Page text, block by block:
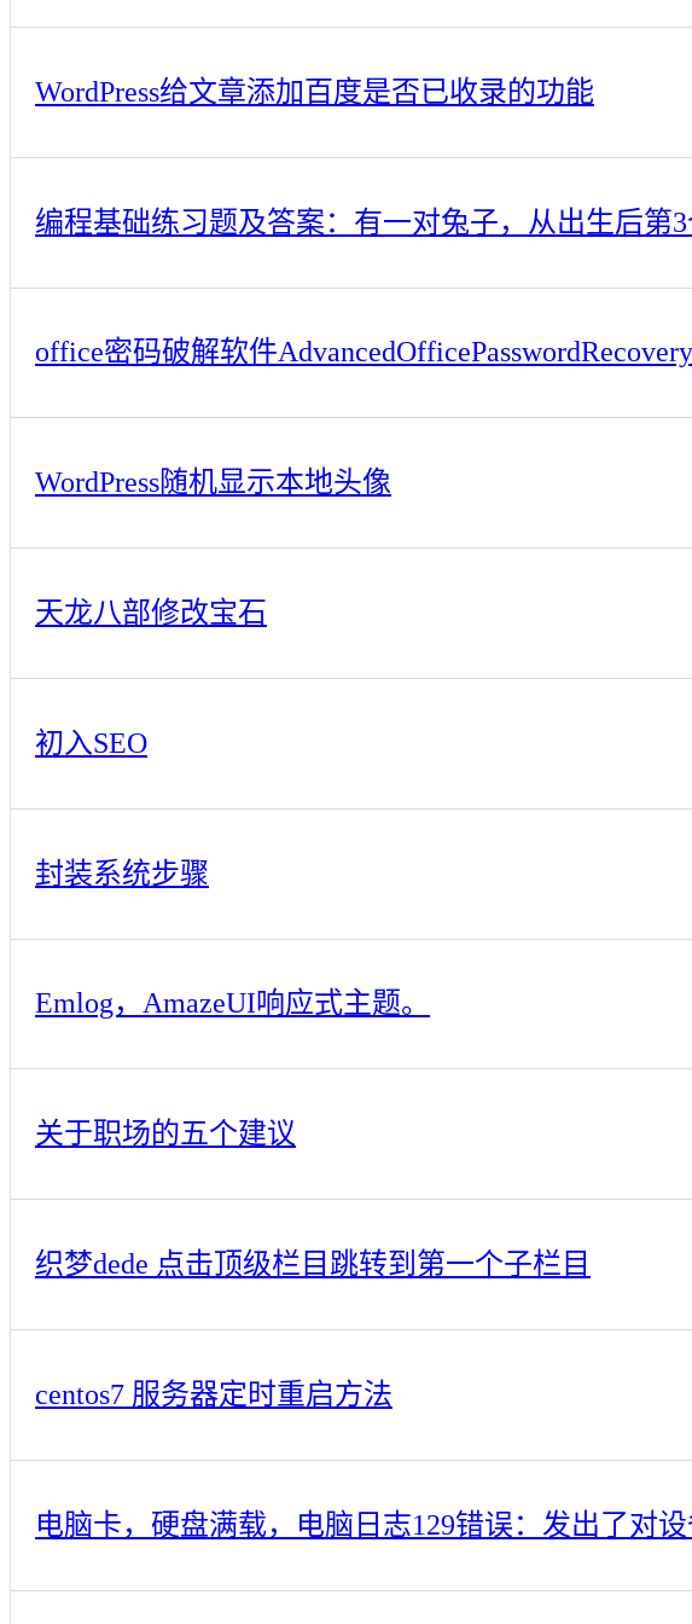
WordPress给文章添加百度是否已收录的功能
office密码破解软件AdvancedOfficePasswordRecovery
WordPress随机显示本地头像
天龙八部修改宝石
初入SEO
封装系统步骤
Emlog，AmazeUI响应式主题。
关于职场的五个建议
织梦dede 点击顶级栏目跳转到第一个子栏目
centos7 服务器定时重启方法
电脑卡，硬盘满载，电脑日志129错误：发出了对